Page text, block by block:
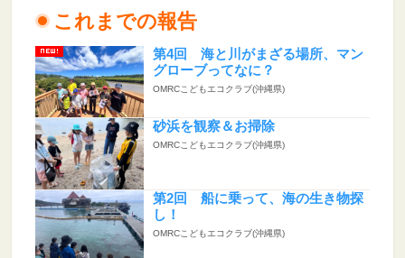
これまでの報告
第4回 海と川がまざる場所、マン
グローブってなに？
OMRCこどもエコクラブ(沖縄県)
砂浜を観察＆お掃除
OMRCこどもエコクラブ(沖縄県)
第2回 船に乗って、海の生き物探
し！
OMRCこどもエコクラブ(沖縄県)